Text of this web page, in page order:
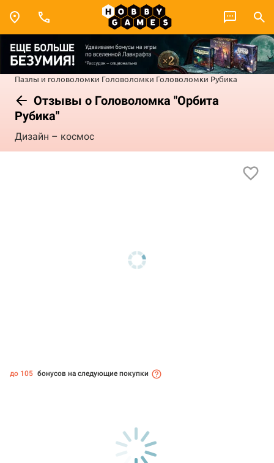
Пазлы и головоломки Головоломки Головоломки Рубика
Отзывы о Головоломка "Орбита
Рубика"
Дизайн – космос
до 105 бонусов на следующие покупки